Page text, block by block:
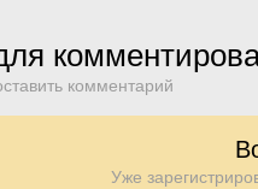
комментарий
Уже